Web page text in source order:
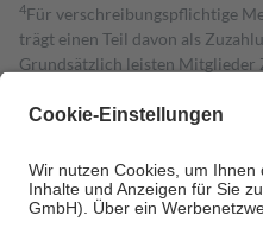
4Für verschreibungspflichtige
trägt einen Teil davon als
Grundsätzlich leisten Mitglieder
Diese Regeln gelten
Um das Engagement der
• Kindern und Jugendlichen
• Untersuchungen zur